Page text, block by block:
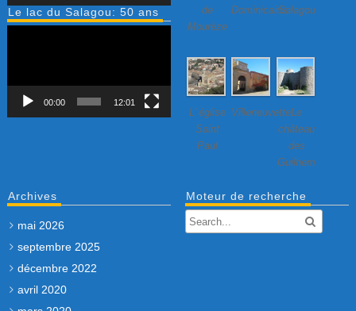
Le lac du Salagou: 50 ans
00:00 12:01
de
Mourèze
DominicainsSalagou
L’ église
Saint
Paul
Villeneuvette…
Le
château
des
Guilhem
Archives
mai 2026
septembre 2025
décembre 2022
avril 2020
Moteur de recherche